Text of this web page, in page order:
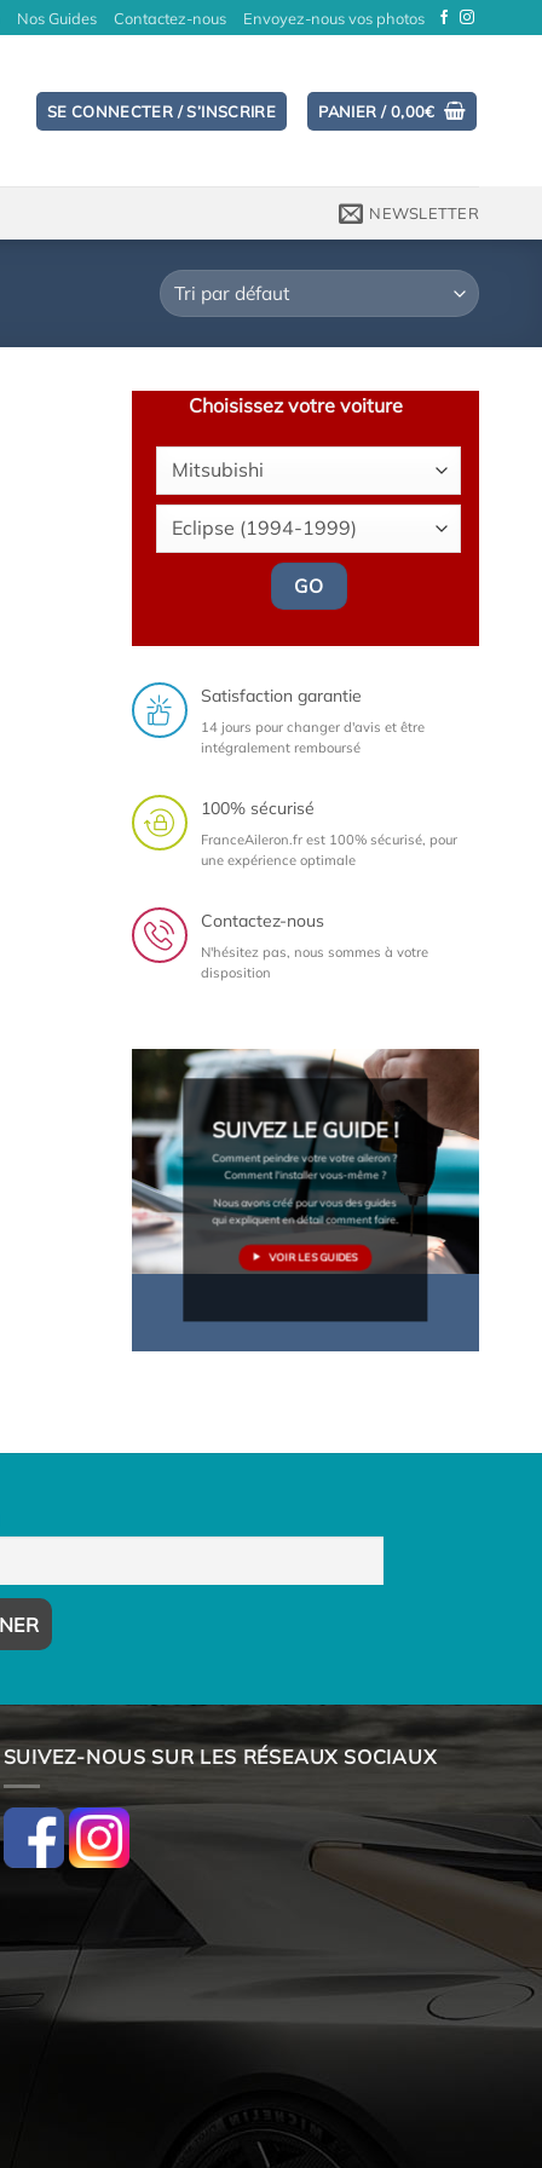
Nos Guides Contactez-nous Envoyez-nous vos photos
SE CONNECTER / S’INSCRIRE PANIER /0,00€
NEWSLETTER
Choisissez votre voiture
GO
Satisfaction garantie
14 jours pour changer d'avis et être
intégralement remboursé
100% sécurisé
FranceAileron.fr est 100% sécurisé, pour
une expérience optimale
Contactez-nous
N'hésitez pas, nous sommes à votre
disposition
SUIVEZ LE GUIDE !
Comment peindre votre votre aileron ?
Comment l'installer vous-même ?
Nous avons créé pour vous des guides
qui expliquent en détail comment faire.
VOIR LES GUIDES
SUIVEZ-NOUS SUR LES RÉSEAUX SOCIAUX